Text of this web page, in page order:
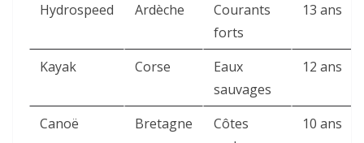
Hydrospeed Ardèche
Courants
forts
13 ans
Kayak Corse
Eaux
sauvages
12 ans
Canoë Bretagne
Côtes
10 ans